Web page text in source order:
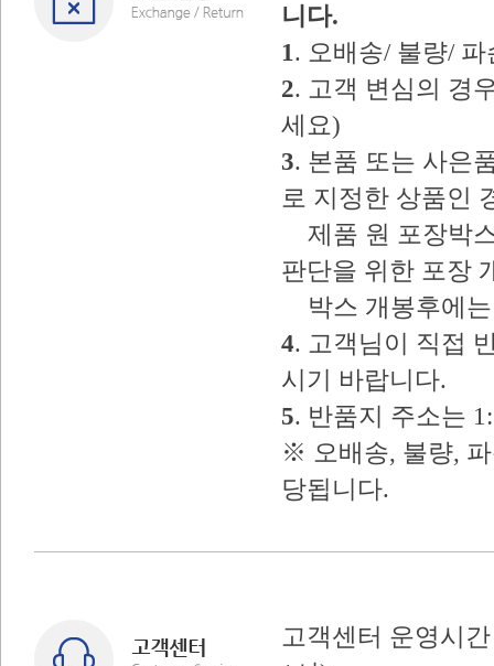
니다.
1. 오배송/ 불량/
2. 고객 변심의 경
세요)
3. 본품 또는 사은
로 지정한 상품인
제품 원 포장박
판단을 위한 포장
박스 개봉후에는
4. 고객님이 직접
시기 바랍니다.
5. 반품지 주소는
※ 오배송, 불량,
당됩니다.
고객센터 운영시